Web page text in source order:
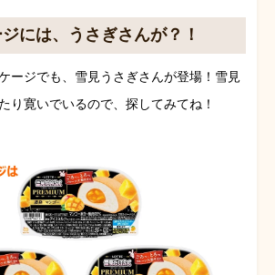
には、うさぎさんが？！
ージでも、雪見うさぎさんが登場！雪見
り寛いでいるので、探してみてね！